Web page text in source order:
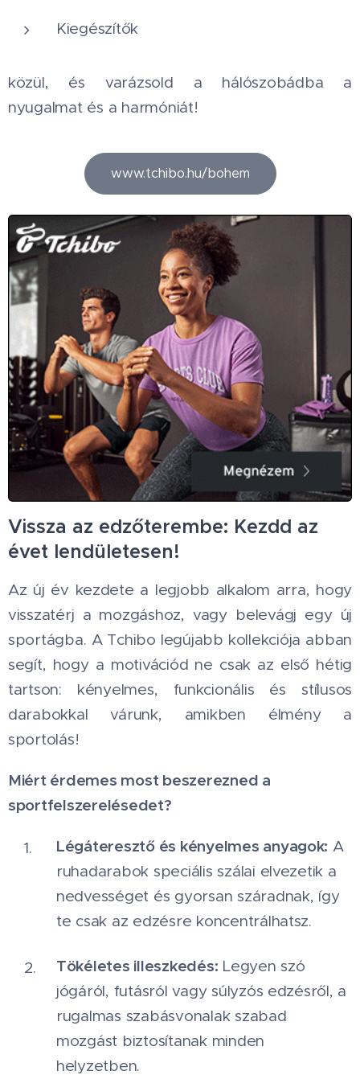
Kiegészítők
közül, és varázsold a hálószobádba a
nyugalmat és a harmóniát!
www.tchibo.hu/bohem
Vissza az edzőterembe: Kezdd az
évet lendületesen! 🏃‍♀️💪
Az új év kezdete a legjobb alkalom arra, hogy
visszatérj a mozgáshoz, vagy belevágj egy új
sportágba. A Tchibo legújabb kollekciója abban
segít, hogy a motivációd ne csak az első hétig
tartson: kényelmes, funkcionális és stílusos
darabokkal várunk, amikben élmény a
sportolás!
Miért érdemes most beszerezned a
sportfelszerelésedet?
Légáteresztő és kényelmes anyagok: A
ruhadarabok speciális szálai elvezetik a
nedvességet és gyorsan száradnak, így
te csak az edzésre koncentrálhatsz.
Tökéletes illeszkedés: Legyen szó
jógáról, futásról vagy súlyzós edzésről, a
rugalmas szabásvonalak szabad
mozgást biztosítanak minden
helyzetben.